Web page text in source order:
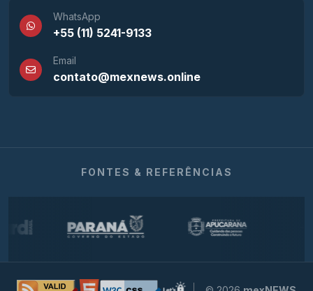
WhatsApp
+55 (11) 5241-9133
Email
contato@mexnews.online
FONTES & REFERÊNCIAS